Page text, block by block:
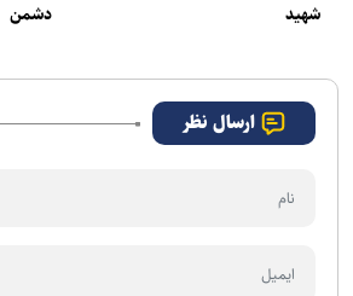
شهید
دشمن
ارسال نظر